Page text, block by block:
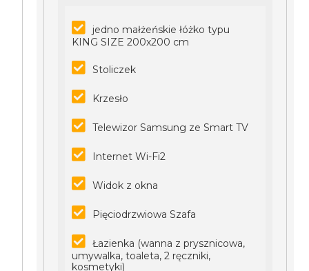
jedno małżeńskie łóżko typu
KING SIZE 200x200 cm
Stoliczek
Krzesło
Telewizor Samsung ze Smart TV
Internet Wi-Fi2
Widok z okna
Pięciodrzwiowa Szafa
Łazienka (wanna z prysznicowa,
umywalka, toaleta, 2 ręczniki,
kosmetyki)